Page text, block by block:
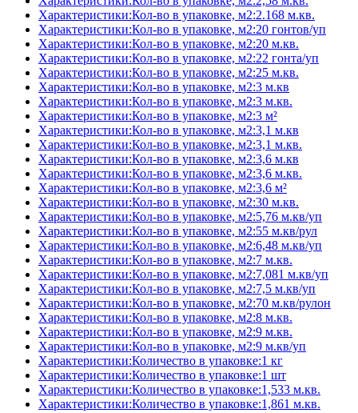
Характеристики:Кол-во в упаковке, м2:2.168 м.кв.
Характеристики:Кол-во в упаковке, м2:20 гонтов/уп
Характеристики:Кол-во в упаковке, м2:20 м.кв.
Характеристики:Кол-во в упаковке, м2:22 гонта/уп
Характеристики:Кол-во в упаковке, м2:25 м.кв.
Характеристики:Кол-во в упаковке, м2:3 м.кв
Характеристики:Кол-во в упаковке, м2:3 м.кв.
Характеристики:Кол-во в упаковке, м2:3 м²
Характеристики:Кол-во в упаковке, м2:3,1 м.кв
Характеристики:Кол-во в упаковке, м2:3,1 м.кв.
Характеристики:Кол-во в упаковке, м2:3,6 м.кв
Характеристики:Кол-во в упаковке, м2:3,6 м.кв.
Характеристики:Кол-во в упаковке, м2:3,6 м²
Характеристики:Кол-во в упаковке, м2:30 м.кв.
Характеристики:Кол-во в упаковке, м2:5,76 м.кв/уп
Характеристики:Кол-во в упаковке, м2:55 м.кв/рул
Характеристики:Кол-во в упаковке, м2:6,48 м.кв/уп
Характеристики:Кол-во в упаковке, м2:7 м.кв.
Характеристики:Кол-во в упаковке, м2:7,081 м.кв/уп
Характеристики:Кол-во в упаковке, м2:7,5 м.кв/уп
Характеристики:Кол-во в упаковке, м2:70 м.кв/рулон
Характеристики:Кол-во в упаковке, м2:8 м.кв.
Характеристики:Кол-во в упаковке, м2:9 м.кв.
Характеристики:Кол-во в упаковке, м2:9 м.кв/уп
Характеристики:Количество в упаковке:1 кг
Характеристики:Количество в упаковке:1 шт
Характеристики:Количество в упаковке:1,533 м.кв.
Характеристики:Количество в упаковке:1,861 м.кв.